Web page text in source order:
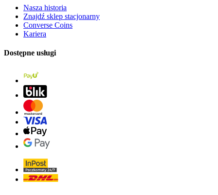
Nasza historia
Znajdź sklep stacjonarny
Converse Coins
Kariera
Dostępne usługi